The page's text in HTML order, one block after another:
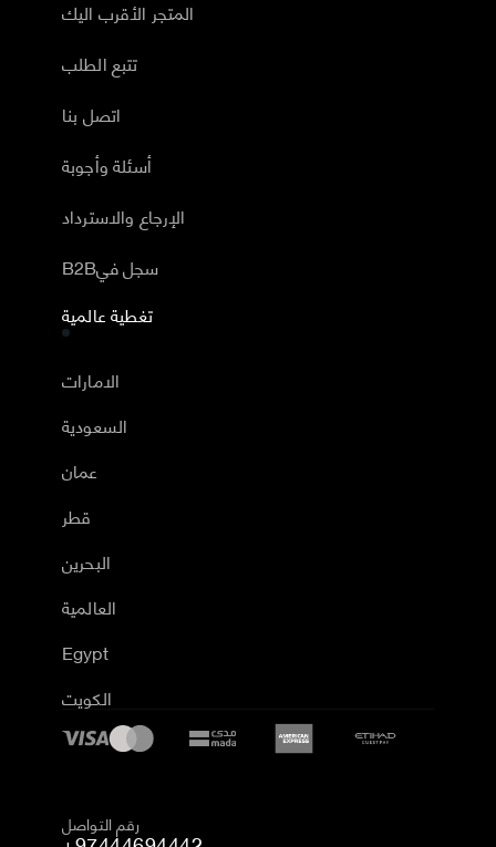
المتجر الأقرب اليك
تتبع الطلب
اتصل بنا
أسئلة وأجوبة
الإرجاع والاسترداد
B2Bسجل في
تغطية عالمية
الامارات
السعودية
عمان
قطر
البحرين
العالمية
Egypt
الكويت
رقم التواصل